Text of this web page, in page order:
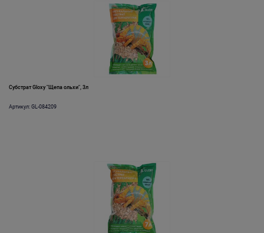
Субстрат Gloxy "Щепа ольхи", 3л
Артикул: GL-084209